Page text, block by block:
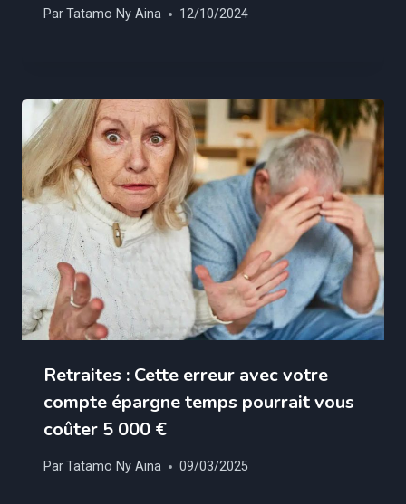
ParTatamo Ny Aina 12/10/2024
Retraites : Cette erreur avec votre
compte épargne temps pourrait vous
coûter 5 000 €
ParTatamo Ny Aina 09/03/2025